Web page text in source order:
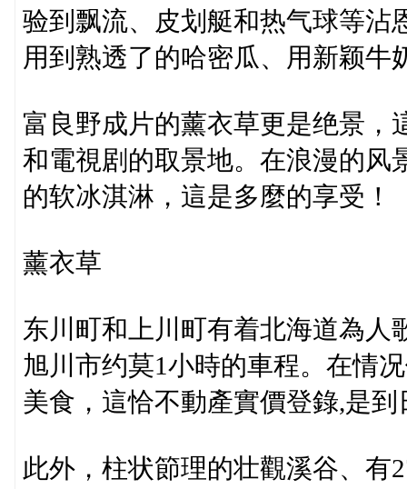
验到飘流、皮划艇和热气球等沾
用到熟透了的哈密瓜、用新颖牛
富良野成片的薰衣草更是绝景，
和電視剧的取景地。在浪漫的风
的软冰淇淋，這是多麼的享受！
薰衣草
东川町和上川町有着北海道為人
旭川市约莫1小時的車程。在情
美食，這恰不動產實價登錄,是
此外，柱状節理的壮觀溪谷、有